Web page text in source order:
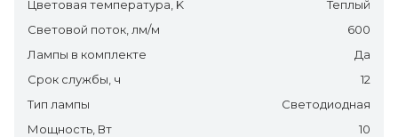
Цветовая температура, K
Теплый
Световой поток, лм/м
600
Лампы в комплекте
Да
Срок службы, ч
12
Тип лампы
Светодиодная
Мощность, Вт
10